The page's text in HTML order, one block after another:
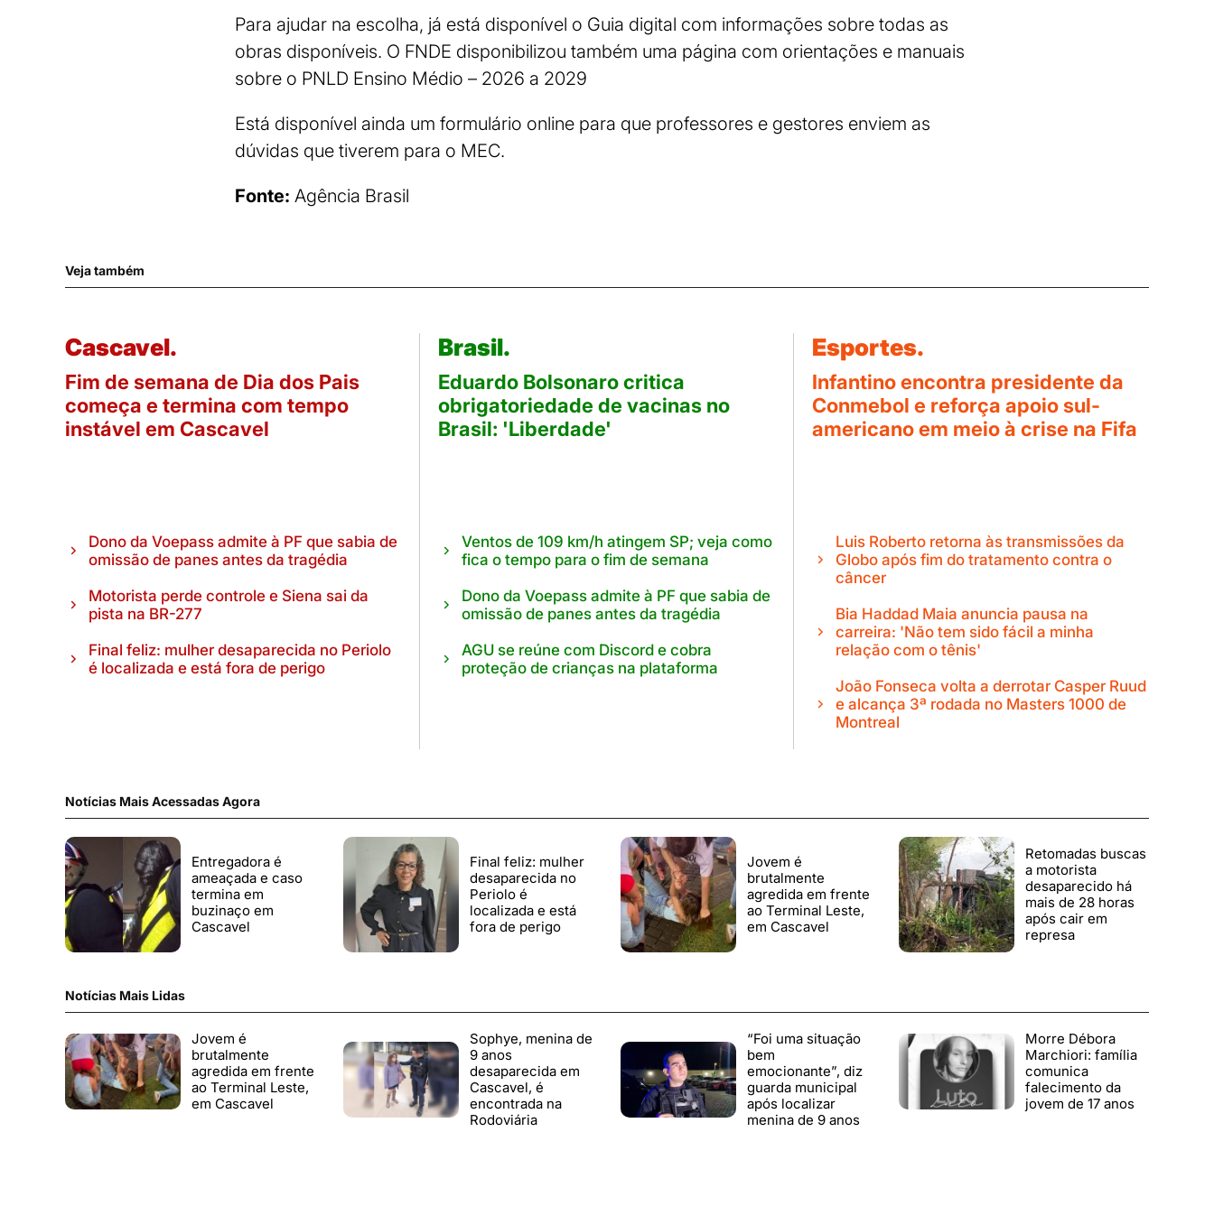
Para ajudar na escolha, já está disponível o Guia digital com informações sobre todas as
obras disponíveis. O FNDE disponibilizou também uma página com orientações e manuais
sobre o PNLD Ensino Médio – 2026 a 2029
Está disponível ainda um formulário online para que professores e gestores enviem as
dúvidas que tiverem para o MEC.
Fonte: Agência Brasil
Veja também
Cascavel.
Fim de semana de Dia dos Pais
começa e termina com tempo
instável em Cascavel
Dono da Voepass admite à PF que sabia de
omissão de panes antes da tragédia
Motorista perde controle e Siena sai da
pista na BR-277
Final feliz: mulher desaparecida no Periolo
é localizada e está fora de perigo
Brasil.
Eduardo Bolsonaro critica
obrigatoriedade de vacinas no
Brasil: 'Liberdade'
Ventos de 109 km/h atingem SP; veja como
fica o tempo para o fim de semana
Dono da Voepass admite à PF que sabia de
omissão de panes antes da tragédia
AGU se reúne com Discord e cobra
proteção de crianças na plataforma
Esportes.
Infantino encontra presidente da
Conmebol e reforça apoio sul-
americano em meio à crise na Fifa
Luis Roberto retorna às transmissões da
Globo após fim do tratamento contra o
câncer
Bia Haddad Maia anuncia pausa na
carreira: 'Não tem sido fácil a minha
relação com o tênis'
João Fonseca volta a derrotar Casper Ruud
e alcança 3ª rodada no Masters 1000 de
Montreal
Notícias Mais Acessadas Agora
Entregadora é
ameaçada e caso
termina em
buzinaço em
Cascavel
Final feliz: mulher
desaparecida no
Periolo é
localizada e está
fora de perigo
Jovem é
brutalmente
agredida em frente
ao Terminal Leste,
em Cascavel
Retomadas buscas
a motorista
desaparecido há
mais de 28 horas
após cair em
represa
Notícias Mais Lidas
Jovem é
brutalmente
agredida em frente
ao Terminal Leste,
em Cascavel
Sophye, menina de
9 anos
desaparecida em
Cascavel, é
encontrada na
Rodoviária
“Foi uma situação
bem
emocionante”, diz
guarda municipal
após localizar
menina de 9 anos
Morre Débora
Marchiori: família
comunica
falecimento da
jovem de 17 anos